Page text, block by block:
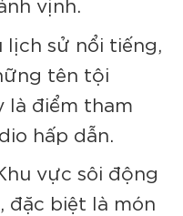
sử nổi tiếng,
tên tội
là điểm tham
hấp dẫn.
vực sôi động
đặc biệt là món